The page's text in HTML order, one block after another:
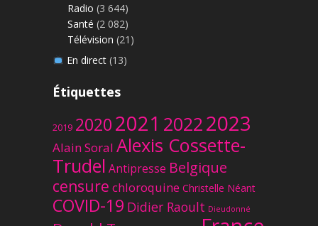
Radio (3 644)
Santé (2 082)
Télévision (21)
En direct(13)
Étiquettes
2019 20202021 20222023
Alain Soral Alexis Cossette-
Trudel Antipresse Belgique
censure chloroquine Christelle Néant
COVID-19 Didier Raoult Dieudonné